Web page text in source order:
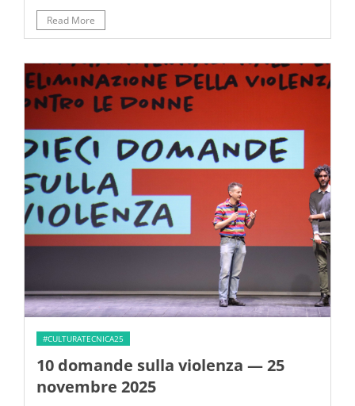
Read More
#CULTURATECNICA25
10 domande sulla violenza — 25
novembre 2025